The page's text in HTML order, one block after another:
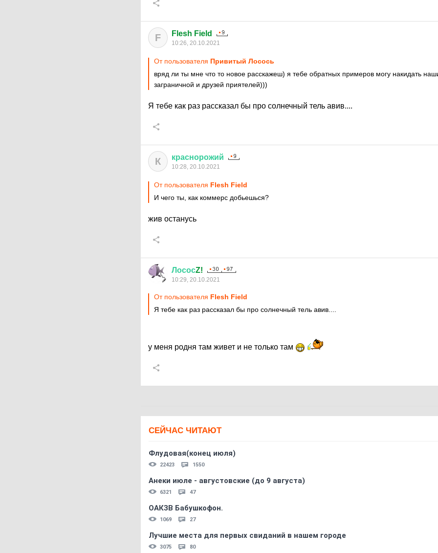
F Flesh Field
10:26, 20.10.2021
От пользователя Привитый Лосось
вряд ли ты мне что то новое расскажеш) я тебе обратных примеров могу накидать
заграничной и друзей приятелей)))
Я тебе как раз рассказал бы про солнечный тель авив....
К краснорожий
10:28, 20.10.2021
От пользователя Flesh Field
И чего ты, как коммерс добьешься?
жив останусь
ЛососZ!
10:29, 20.10.2021
От пользователя Flesh Field
Я тебе как раз рассказал бы про солнечный тель авив....
у меня родня там живет и не только там
СЕЙЧАС ЧИТАЮТ
Флудовая(конец июля)
22423 1550
Анеки июле - августовские (до 9 августа)
6321 47
ОАКЗВ Бабушкофон.
1069 27
Лучшие места для первых свиданий в нашем городе
3075 80